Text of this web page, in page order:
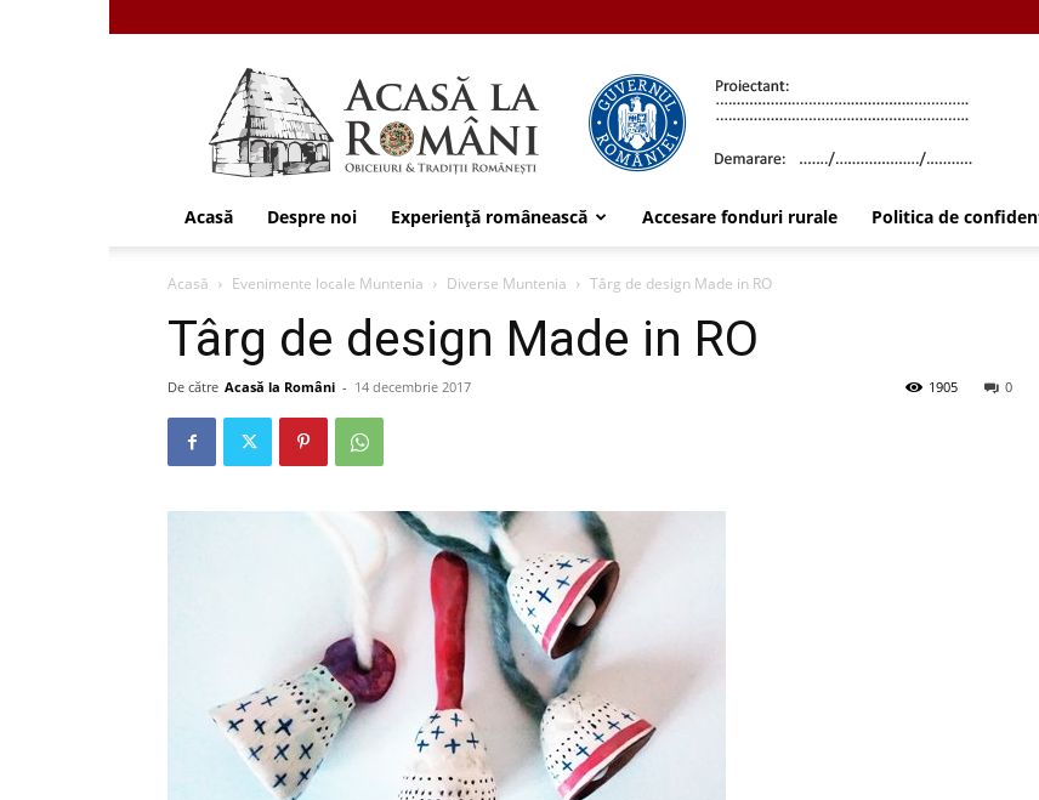
Acasa
la
Romani
Acasă Despre noi Experiență românească Accesare fonduri rurale Politica de
Acasă Evenimente locale Muntenia Diverse Muntenia Târg de design Made in RO
Târg de design Made in RO
De către Acasă la Români - 14 decembrie 2017 0
1905